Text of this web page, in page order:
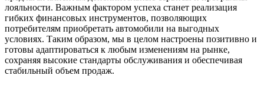
лояльности. Важным фактором успеха станет реализация
гибких финансовых инструментов, позволяющих
потребителям приобретать автомобили на выгодных
условиях. Таким образом, мы в целом настроены позитивно и
готовы адаптироваться к любым изменениям на рынке,
сохраняя высокие стандарты обслуживания и обеспечивая
стабильный объем продаж.